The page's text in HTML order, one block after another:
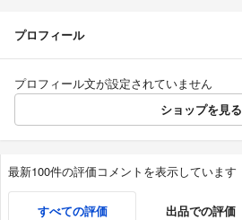
プロフィール
プロフィール文が設定されていません
ショップを見る
最新100件の評価コメントを表示しています
すべての評価 出品での評価